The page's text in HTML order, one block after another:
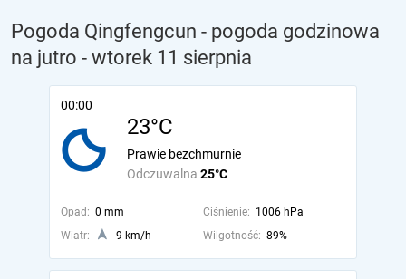
Pogoda Qingfengcun - pogoda godzinowa
na jutro - wtorek 11 sierpnia
00:00
23°C
Odczuwalna 25°C
Prawie bezchmurnie
Opad: 0 mm Ciśnienie: 1006 hPa
Wiatr:
9 km/h Wilgotność: 89%